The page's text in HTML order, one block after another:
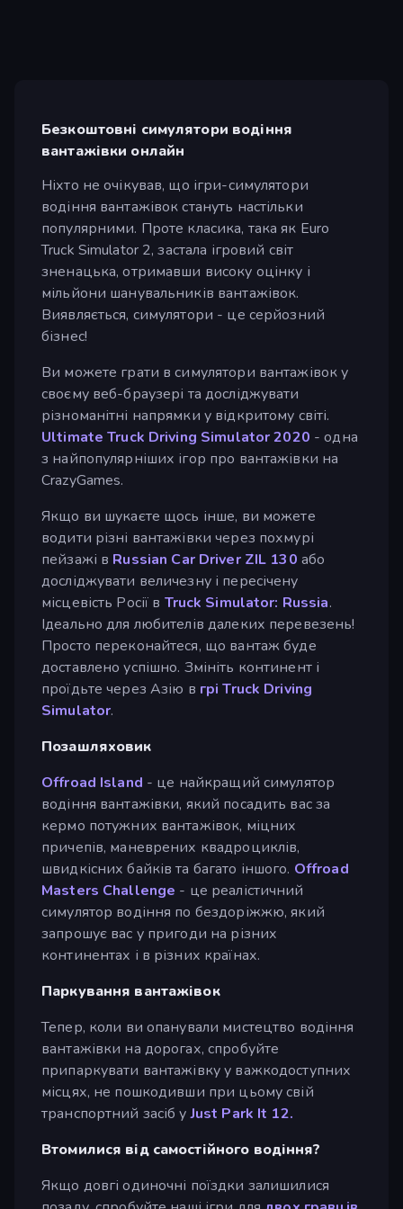
Безкоштовні симулятори водіння
вантажівки онлайн
Ніхто не очікував, що ігри-симулятори
водіння вантажівок стануть настільки
популярними. Проте класика, така як Euro
Truck Simulator 2, застала ігровий світ
зненацька, отримавши високу оцінку і
мільйони шанувальників вантажівок.
Виявляється, симулятори - це серйозний
бізнес!
Ви можете грати в симулятори вантажівок у
своєму веб-браузері та досліджувати
різноманітні напрямки у відкритому світі.
Ultimate Truck Driving Simulator 2020 - одна
з найпопулярніших ігор про вантажівки на
CrazyGames.
Якщо ви шукаєте щось інше, ви можете
водити різні вантажівки через похмурі
пейзажі в Russian Car Driver ZIL 130 або
досліджувати величезну і пересічену
місцевість Росії в Truck Simulator: Russia.
Ідеально для любителів далеких перевезень!
Просто переконайтеся, що вантаж буде
доставлено успішно. Змініть континент і
проїдьте через Азію в грі Truck Driving
Simulator.
Позашляховик
Offroad Island - це найкращий симулятор
водіння вантажівки, який посадить вас за
кермо потужних вантажівок, міцних
причепів, маневрених квадроциклів,
швидкісних байків та багато іншого. Offroad
Masters Challenge - це реалістичний
симулятор водіння по бездоріжжю, який
запрошує вас у пригоди на різних
континентах і в різних країнах.
Паркування вантажівок
Тепер, коли ви опанували мистецтво водіння
вантажівки на дорогах, спробуйте
припаркувати вантажівку у важкодоступних
місцях, не пошкодивши при цьому свій
транспортний засіб уJust Park It 12.
Втомилися від самостійного водіння?
Якщо довгі одиночні поїздки залишилися